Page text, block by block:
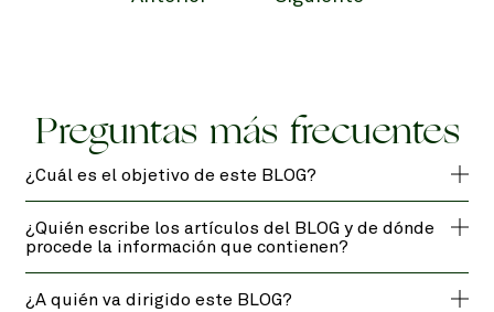
Preguntas más frecuentes
¿Cuál es el objetivo de este BLOG?
¿Quién escribe los artículos del BLOG y de dónde
procede la información que contienen?
¿A quién va dirigido este BLOG?